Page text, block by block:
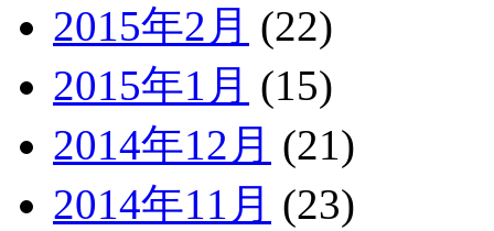
2015年2月 (22)
2015年1月 (15)
2014年12月 (21)
2014年11月 (23)